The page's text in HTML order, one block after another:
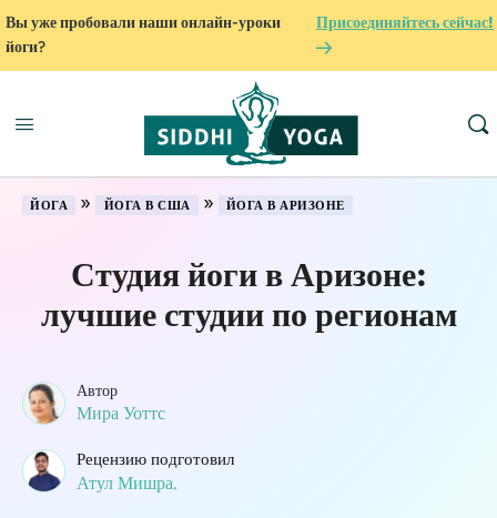
Вы уже пробовали наши онлайн-уроки
йоги?
Присоединяйтесь сейчас!
ЙОГА » ЙОГА В США » ЙОГА В АРИЗОНЕ
Студия йоги в Аризоне:
лучшие студии по регионам
Автор
Мира Уоттс
Рецензию подготовил
Атул Мишра.